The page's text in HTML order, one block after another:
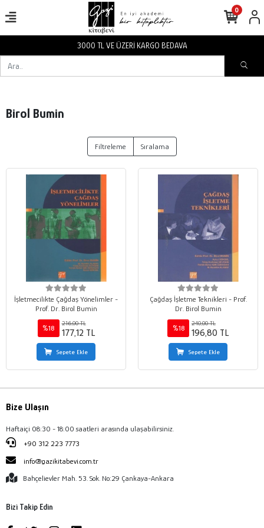
3000 TL VE ÜZERİ KARGO BEDAVA
0
Birol Bumin
Filtreleme Sıralama
İşletmecilikte Çağdaş Yönelimler -
Prof. Dr. Birol Bumin
%18
216,00 TL
177,12 TL
Sepete Ekle
Çağdaş İşletme Teknikleri - Prof.
Dr. Birol Bumin
%18
240,00 TL
196,80 TL
Sepete Ekle
Bize Ulaşın
Haftaiçi 08:30 - 18:00 saatleri arasında ulaşabilirsiniz.
+90 312 223 7773
info@gazikitabevi.com.tr
Bahçelievler Mah. 53. Sok. No:29 Çankaya-Ankara
Bizi Takip Edin